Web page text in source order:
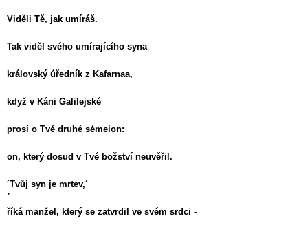
Viděli Tě, jak umíráš.
Tak viděl svého umírajícího syna
královský úředník z Kafarnaa,
když v Káni Galilejské
prosí o Tvé druhé sémeion:
on, který dosud v Tvé božství neuvěřil.
´Tvůj syn je mrtev,´
´
říká manžel, který se zatvrdil ve svém srdci -